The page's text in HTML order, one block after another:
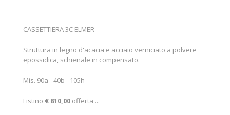
MOBILI IN RATTAN
CASSETTIERA 3C ELMER
Struttura in legno d'acacia e acciaio verniciato a polvere
epossidica, schienale in compensato.
Mis. 90a - 40b - 105h
Listino € 810,00 offerta ...